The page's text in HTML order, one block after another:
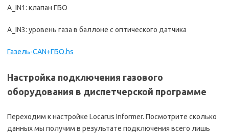
A_IN1: клапан ГБО
A_IN3: уровень газа в баллоне с оптического датчика
Газель-CAN+ГБО.hs
Настройка подключения газового
оборудования в диспетчерской программе
Переходим к настройке Locarus Informer. Посмотрите сколько
данных мы получим в результате подключения всего лишь